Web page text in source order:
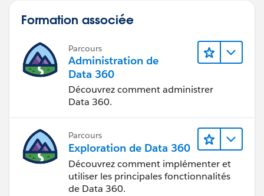
Formation associée
Parcours
Administration de
Data 360
Découvrez comment administrer
Data 360.
Parcours
Exploration de Data 360
Découvrez comment implémenter et
utiliser les principales fonctionnalités
de Data 360.